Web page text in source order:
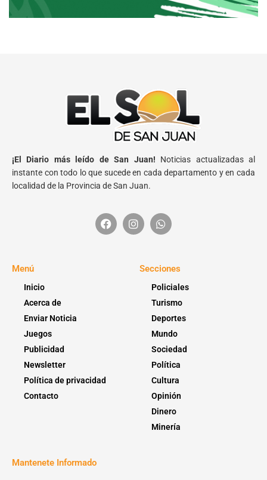
¡El Diario más leído de San Juan! Noticias actualizadas al
instante con todo lo que sucede en cada departamento y en cada
localidad de la Provincia de San Juan.
Menú
Inicio
Acerca de
Enviar Noticia
Juegos
Publicidad
Newsletter
Política de privacidad
Contacto
Secciones
Policiales
Turismo
Deportes
Mundo
Sociedad
Política
Cultura
Opinión
Dinero
Minería
Mantenete Informado